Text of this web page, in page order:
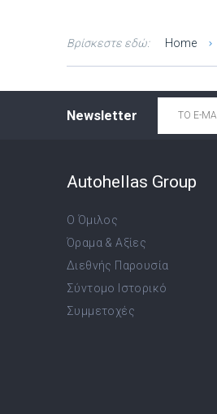
Βρίσκεστε εδώ: Home
Newsletter
Autohellas Group
Ο Όμιλος
Όραμα & Αξίες
Διεθνής Παρουσία
Σύντομο Ιστορικό
Συμμετοχές